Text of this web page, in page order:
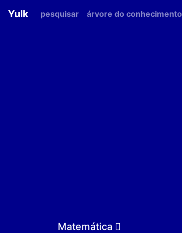
Yulk pesquisar árvore do conhecimento
Matemática